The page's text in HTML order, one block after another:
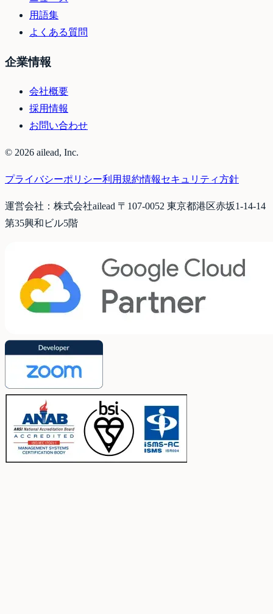
用語集
よくある質問
企業情報
会社概要
採用情報
お問い合わせ
© 2026 ailead, Inc.
プライバシーポリシー利用規約情報セキュリティ方針
運営会社：株式会社ailead 〒107-0052 東京都港区赤坂1-14-14
第35興和ビル5階